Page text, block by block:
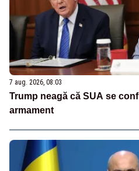
7 aug. 2026, 08:03
Trump neagă că SUA se
armament